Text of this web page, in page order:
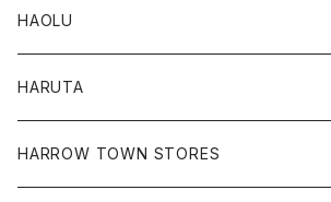
カーディガン
コート
トップス
シャツ
スウェット
レディース
カーディガン
ボトム
トップス
Tシャツ
ロンTEE
HAOLU
HARUTA
HARROW TOWN STORES